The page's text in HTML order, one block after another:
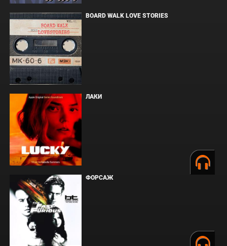
BOARD WALK LOVE STORIES
ЛАКИ
ФОРСАЖ